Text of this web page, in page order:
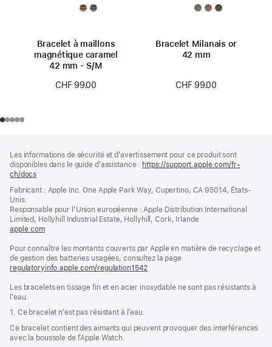
Bracelet à maillons
magnétique caramel
42 mm - S/M
CHF 99.00
Bracelet Milanais or
42 mm
CHF 99.00
de
page
de
bas
page
Les informations de sécurité et d’avertissement pour ce produit sont
disponibles dans le guide d’assistance : https://support.apple.com/fr-
ch/docs
une
fenêtre)
Fabricant : Apple Inc. One Apple Park Way, Cupertino, CA 95014, États-
Unis.
Responsable pour l’Union européenne : Apple Distribution International
Limited, Hollyhill Industrial Estate, Hollyhill, Cork, Irlande
apple.com(s’ouvre
une
nouvelle
fenêtre)
Pour connaître les montants couverts par Apple en matière de recyclage et
de gestion des batteries usagées, consultez la page
regulatoryinfo.apple.com/regulation1542
une
Les bracelets en tissage fin et en acier inoxydable ne sont pas résistants à
l’eau.
1. Ce bracelet n’est pas résistant à l’eau.
Ce bracelet contient des aimants qui peuvent provoquer des interférences
avec la boussole de l’Apple Watch.